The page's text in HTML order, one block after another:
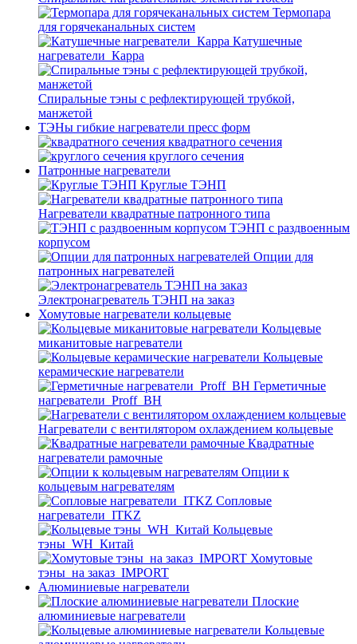
Термопара
для горячеканальных систем
Катушечные
нагреватели_Карра
Спиральные тэны с рефлектирующей трубкой,
манжетой
ТЭНы гибкие нагреватели пресс форм
квадратного сечения
круглого сечения
Патронные нагреватели
Круглые ТЭНП
Нагреватели квадратные патронного типа
ТЭНП с раздвоенным
корпусом
Опции для
патронных нагревателей
Электронагреватель ТЭНП на заказ
Хомутовые нагреватели кольцевые
Кольцевые
миканитовые нагреватели
Кольцевые
керамические нагреватели
Герметичные
нагреватели_Proff_BH
Нагреватели с вентилятором охлаждением кольцевые
Квадратные
нагреватели рамочные
Опции к
кольцевым нагревателям
Cопловые
нагреватели_ITKZ
Кольцевые
тэны_WH_Китай
Хомутовые
тэны_на заказ_IMPORT
Алюминиевые нагреватели
Плоские
алюминиевые нагреватели
Кольцевые